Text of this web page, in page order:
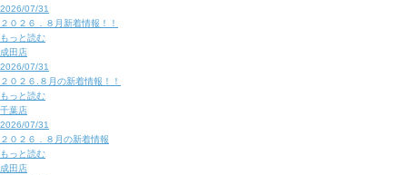
2026/07/31
２０２６．８月新着情報！！
もっと読む
成田店
2026/07/31
２０２６.８月の新着情報！！
もっと読む
千葉店
2026/07/31
２０２６．８月の新着情報
もっと読む
成田店